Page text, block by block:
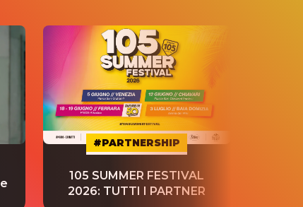
#PARTNERSHIP
105 SUMMER FESTIVAL
2026: TUTTI I PARTNER